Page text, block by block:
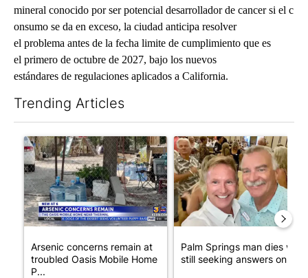
mineral conocido por ser potencial desarrollador de cancer si el c
onsumo se da en exceso, la ciudad anticipa resolver
el problema antes de la fecha limite de cumplimiento que es
el primero de octubre de 2027, bajo los nuevos
estándares de regulaciones aplicados a California.
Trending Articles
A trending article titled "Arsenic concerns remain at troubled
Arsenic concerns remain at
troubled Oasis Mobile Home
P...
A trending article titled
Palm Springs man dies while
still seeking answers on hu...